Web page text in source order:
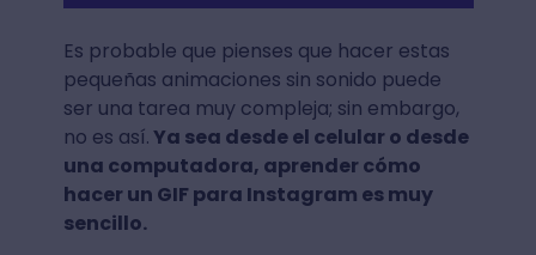
Es probable que pienses que hacer estas
pequeñas animaciones sin sonido puede
ser una tarea muy compleja; sin embargo,
no es así.Ya sea desde el celular o desde
una computadora, aprender cómo
hacer un GIF para Instagram es muy
sencillo.